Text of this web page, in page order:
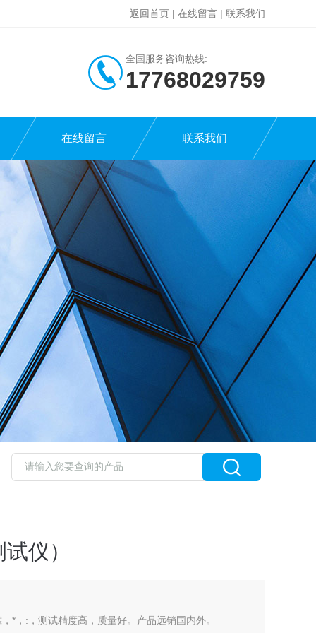
返回首页 | 在线留言 | 联系我们
全国服务咨询热线:
17768029759
在线留言 联系我们
仪）
*，:，测试精度高，质量好。产品远销国内外。